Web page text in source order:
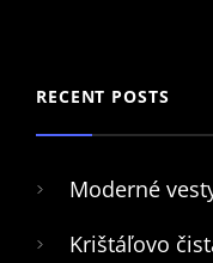
RECENT POSTS
Moderné
Krištáľovo